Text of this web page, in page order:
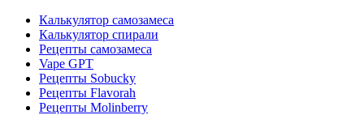
Калькулятор самозамеса
Калькулятор спирали
Рецепты самозамеса
Vape GPT
Рецепты Sobucky
Рецепты Flavorah
Рецепты Molinberry